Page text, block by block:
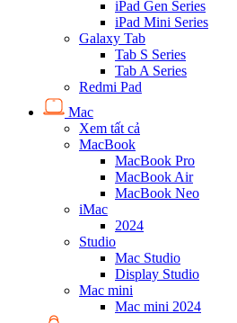
iPad Gen Series
iPad Mini Series
Galaxy Tab
Tab S Series
Tab A Series
Redmi Pad
Mac
Xem tất cả
MacBook
MacBook Pro
MacBook Air
MacBook Neo
iMac
2024
Studio
Mac Studio
Display Studio
Mac mini
Mac mini 2024